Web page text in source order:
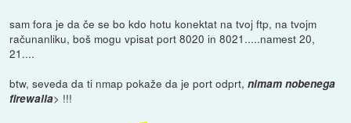
sam fora je da če se bo kdo hotu konektat na tvoj ftp, na tvojm
računanliku, boš mogu vpisat port 8020 in 8021.....namest 20,
21....
btw, seveda da ti nmap pokaže da je port odprt,nimam nobenega
firewalla> !!!